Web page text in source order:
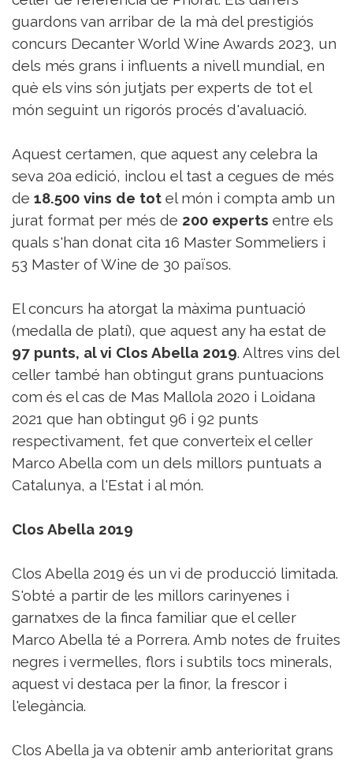
Sorteigs
guardons van arribar de la mà del prestigiós
concurs Decanter World Wine Awards 2023, un
dels més grans i influents a nivell mundial, en
què els vins són jutjats per experts de tot el
món seguint un rigorós procés d'avaluació.
Aquest certamen, que aquest any celebra la
seva 20a edició, inclou el tast a cegues de més
de 18.500 vins de tot el món i compta amb un
jurat format per més de 200 experts entre els
quals s'han donat cita 16 Master Sommeliers i
53 Master of Wine de 30 països.
El concurs ha atorgat la màxima puntuació
(medalla de platí), que aquest any ha estat de
97 punts, al vi Clos Abella 2019. Altres vins del
celler també han obtingut grans puntuacions
com és el cas de Mas Mallola 2020 i Loidana
2021 que han obtingut 96 i 92 punts
respectivament, fet que converteix el celler
Marco Abella com un dels millors puntuats a
Catalunya, a l'Estat i al món.
Clos Abella 2019
Clos Abella 2019 és un vi de producció limitada.
S'obté a partir de les millors carinyenes i
garnatxes de la finca familiar que el celler
Marco Abella té a Porrera. Amb notes de fruites
negres i vermelles, flors i subtils tocs minerals,
aquest vi destaca per la finor, la frescor i
l'elegància.
Clos Abella ja va obtenir amb anterioritat grans